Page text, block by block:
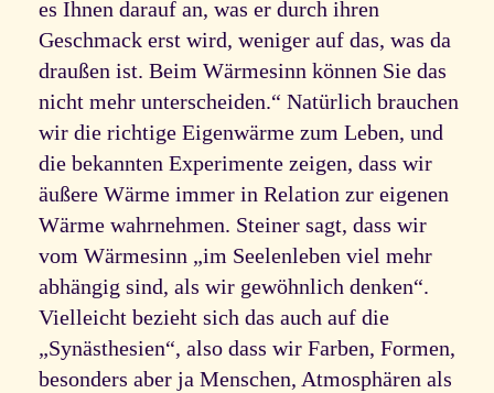
es Ihnen darauf an, was er durch ihren
Geschmack erst wird, weniger auf das, was da
draußen ist. Beim Wärmesinn können Sie das
nicht mehr unterscheiden.“ Natürlich brauchen
wir die richtige Eigenwärme zum Leben, und
die bekannten Experimente zeigen, dass wir
äußere Wärme immer in Relation zur eigenen
Wärme wahrnehmen. Steiner sagt, dass wir
vom Wärmesinn „im Seelenleben viel mehr
abhängig sind, als wir gewöhnlich denken“.
Vielleicht bezieht sich das auch auf die
„Synästhesien“, also dass wir Farben, Formen,
besonders aber ja Menschen, Atmosphären als